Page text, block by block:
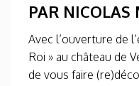
PAR NICOLAS
Avec l’ouverture de
Roi » au château de
de vous faire